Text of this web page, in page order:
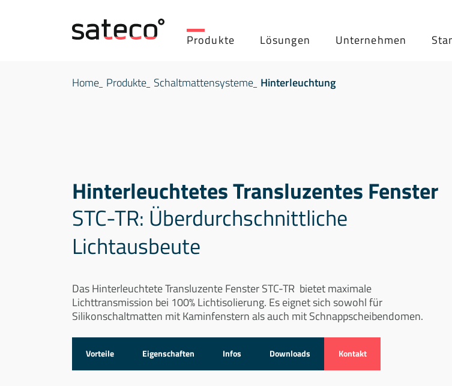
Produkte Lösungen Unternehmen
Home Produkte Schaltmattensysteme Hinterleuchtung
Hinterleuchtetes Transluzentes Fenster
STC-TR: Überdurchschnittliche
Lichtausbeute
Das Hinterleuchtete Transluzente Fenster STC-TR bietet maximale
Lichttransmission bei 100% Lichtisolierung. Es eignet sich sowohl für
Silikonschaltmatten mit Kaminfenstern als auch mit Schnappscheibendomen.
Vorteile Eigenschaften Infos Downloads Kontakt